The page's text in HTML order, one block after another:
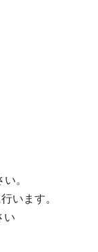
。
います。
い